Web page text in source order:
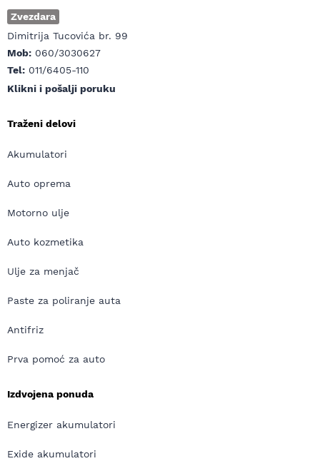
Zvezdara
Dimitrija Tucovića br. 99
Mob: 060/3030627
Tel: 011/6405-110
Klikni i pošalji poruku
Traženi delovi
Akumulatori
Auto oprema
Motorno ulje
Auto kozmetika
Ulje za menjač
Paste za poliranje auta
Antifriz
Prva pomoć za auto
Izdvojena ponuda
Energizer akumulatori
Exide akumulatori